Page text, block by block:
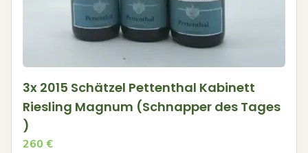
3x 2015 Schätzel Pettenthal Kabinett
Riesling Magnum (Schnapper des Tages
)
260 €